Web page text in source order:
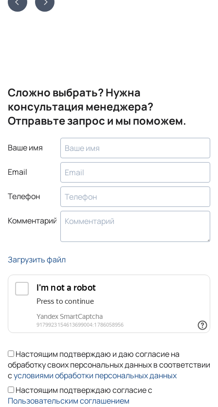
Сложно выбрать? Нужна
консультация менеджера?
Отправьте запрос и мы поможем.
Ваше имя
Email
Телефон
Комментарий
Загрузить файл
Настоящим подтверждаю и даю согласие на
обработку своих персональных данных в соответствии
сусловиями обработки персональных данных
Настоящим подтверждаю согласие с
Пользовательским соглашением